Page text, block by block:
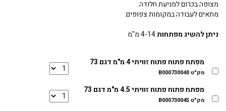
מצופה בכרום למניעת חלודה.
מתאים לעבודה במקומות צפופים.
ניתן להשיג מפתחות
מפתח פתוח פתוח זוויתי 4 מ"מ דגם 73
מק"ט B000730040
מפתח פתוח פתוח זוויתי 4.5 מ"מ דגם 73
מק"ט B000730045